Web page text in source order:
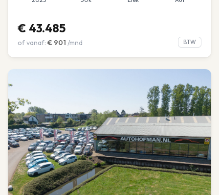
€ 43.485
of vanaf: € 901 /mnd BTW